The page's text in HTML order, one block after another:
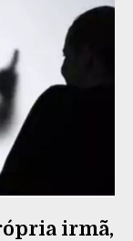
irmã,